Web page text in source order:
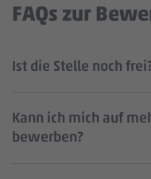
FAQs zur
Ist die Stelle noch
Kann ich mich auf
bewerben?